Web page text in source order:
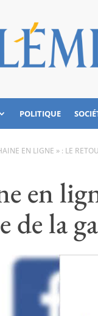
POLITIQUE
EN LIGNE » : LE
en
de la